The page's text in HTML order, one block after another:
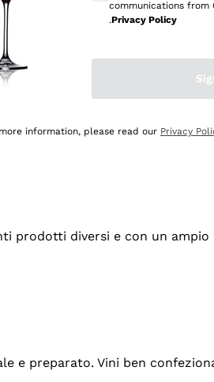
professionalità
diversi e con un
e preparato. Vini ben
communications from
.Privacy Policy
information, please read our Privacy